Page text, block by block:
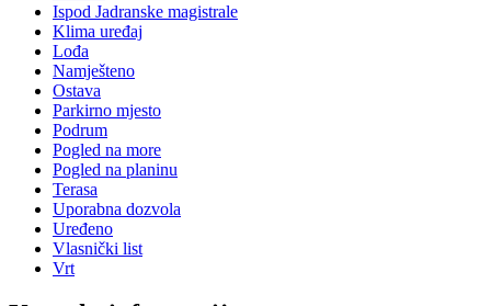
Ispod Jadranske magistrale
Klima uređaj
Lođa
Namješteno
Ostava
Parkirno mjesto
Podrum
Pogled na more
Pogled na planinu
Terasa
Uporabna dozvola
Uređeno
Vlasnički list
Vrt